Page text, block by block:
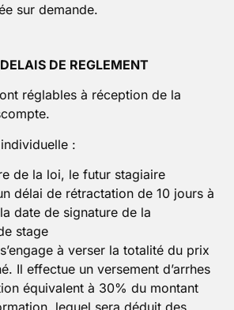
sur demande.
DE REGLEMENT
réglables à réception de la
:
de la loi, le futur stagiaire
délai de rétractation de 10 jours à
date de signature de la
stage
à verser la totalité du prix
Il effectue un versement d’arrhes
équivalent à 30% du montant